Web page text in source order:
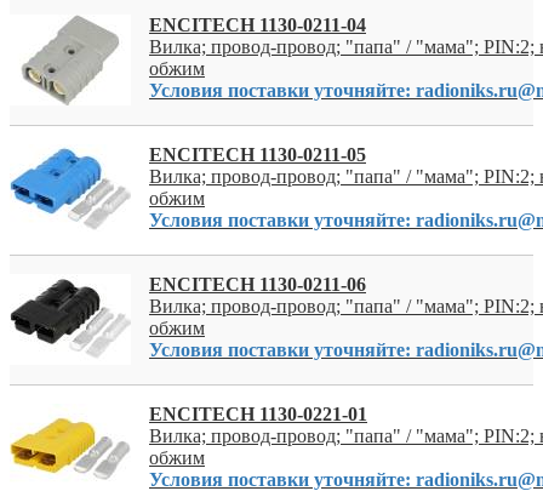
ENCITECH 1130-0211-04
Вилка; провод-провод; "папа" / "мама"; PIN:2;
обжим
Условия поставки уточняйте:
ENCITECH 1130-0211-05
Вилка; провод-провод; "папа" / "мама"; PIN:2;
обжим
Условия поставки уточняйте:
ENCITECH 1130-0211-06
Вилка; провод-провод; "папа" / "мама"; PIN:2;
обжим
Условия поставки уточняйте:
ENCITECH 1130-0221-01
Вилка; провод-провод; "папа" / "мама"; PIN:2;
обжим
Условия поставки уточняйте: